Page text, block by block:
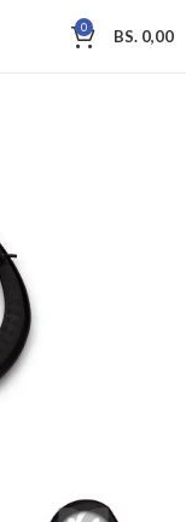
0 BS. 0,00